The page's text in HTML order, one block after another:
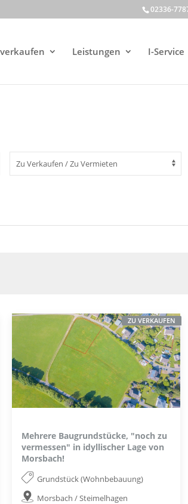
02336-
Leistungen I-Service
Mehrere Baugrundstücke, "noch zu
vermessen" in idyllischer Lage von
Morsbach!
Grundstück (Wohnbebauung)
Morsbach / Steimelhagen
ZU VERKAUFEN